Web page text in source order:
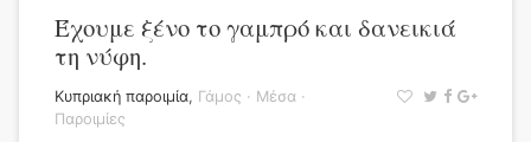
Έχουμε ξένο το γαμπρό και δανεικιά
τη νύφη.
Κυπριακή παροιμία, Γάμος · Μέσα ·
Παροιμίες